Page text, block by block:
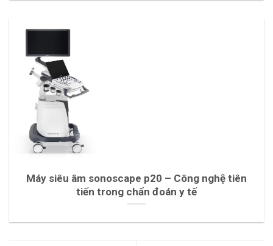
Máy siêu âm sonoscape p20 – Công nghệ tiên
tiến trong chẩn đoán y tế